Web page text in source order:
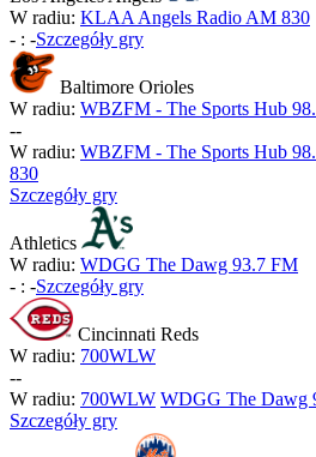
W radiu: KLAA Angels Radio AM 830
- : -Szczegóły gry
Baltimore Orioles
W radiu: WBZFM - The Sports Hub
--
W radiu: WBZFM - The Sports Hub
830
Szczegóły gry
Athletics
W radiu: WDGG The Dawg 93.7 FM
- : -Szczegóły gry
Cincinnati Reds
W radiu: 700WLW
--
W radiu: 700WLW WDGG The Dawg
Szczegóły gry